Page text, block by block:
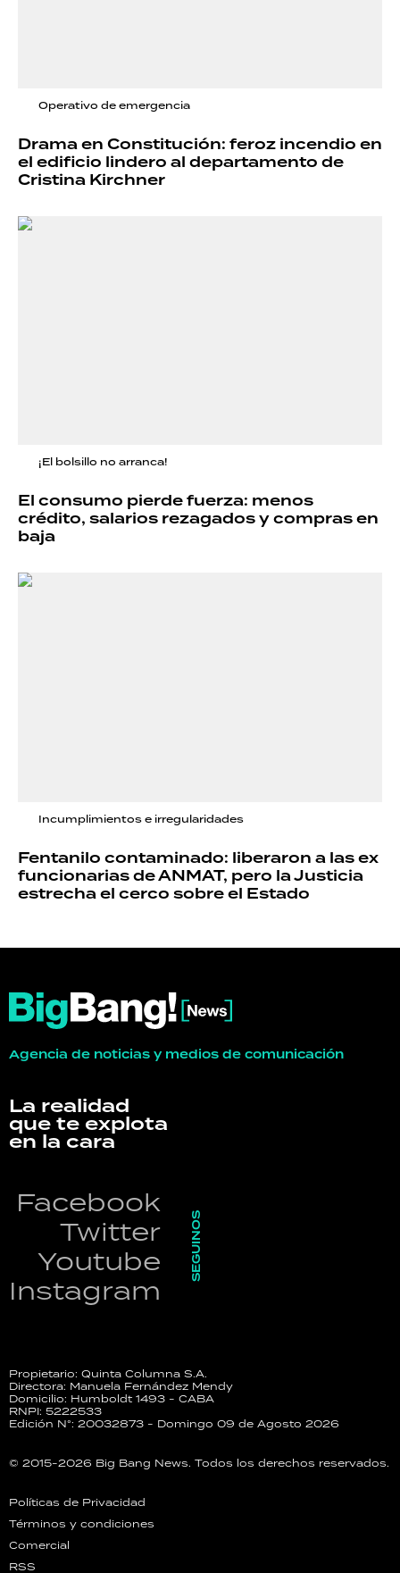
Operativo de emergencia
Drama en Constitución: feroz incendio en
el edificio lindero al departamento de
Cristina Kirchner
¡El bolsillo no arranca!
El consumo pierde fuerza: menos
crédito, salarios rezagados y compras en
baja
Incumplimientos e irregularidades
Fentanilo contaminado: liberaron a las ex
funcionarias de ANMAT, pero la Justicia
estrecha el cerco sobre el Estado
Agencia de noticias y medios de comunicación
La realidad
que te explota
en la cara
Facebook
Twitter
Youtube
Instagram
SEGUINOS
Propietario: Quinta Columna S.A.
Directora: Manuela Fernández Mendy
Domicilio: Humboldt 1493 - CABA
RNPI: 5222533
Edición N°: 20032873 - Domingo 09 de Agosto 2026
© 2015-2026 Big Bang News. Todos los derechos reservados.
Políticas de Privacidad
Términos y condiciones
Comercial
RSS